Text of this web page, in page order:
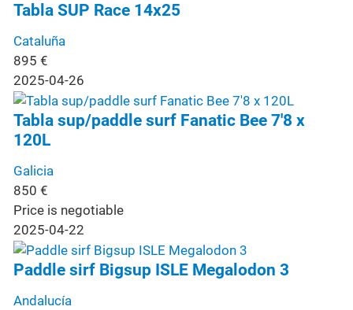
Tabla SUP Race 14x25
Cataluña
895 €
2025-04-26
Tabla sup/paddle surf Fanatic Bee 7'8 x
120L
Galicia
850 €
Price is negotiable
2025-04-22
Paddle sirf Bigsup ISLE Megalodon 3
Andalucía